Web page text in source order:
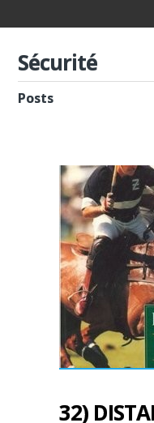
Sécurité
Posts
32)